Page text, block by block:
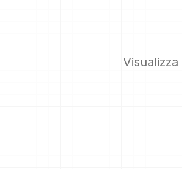
Visualizza